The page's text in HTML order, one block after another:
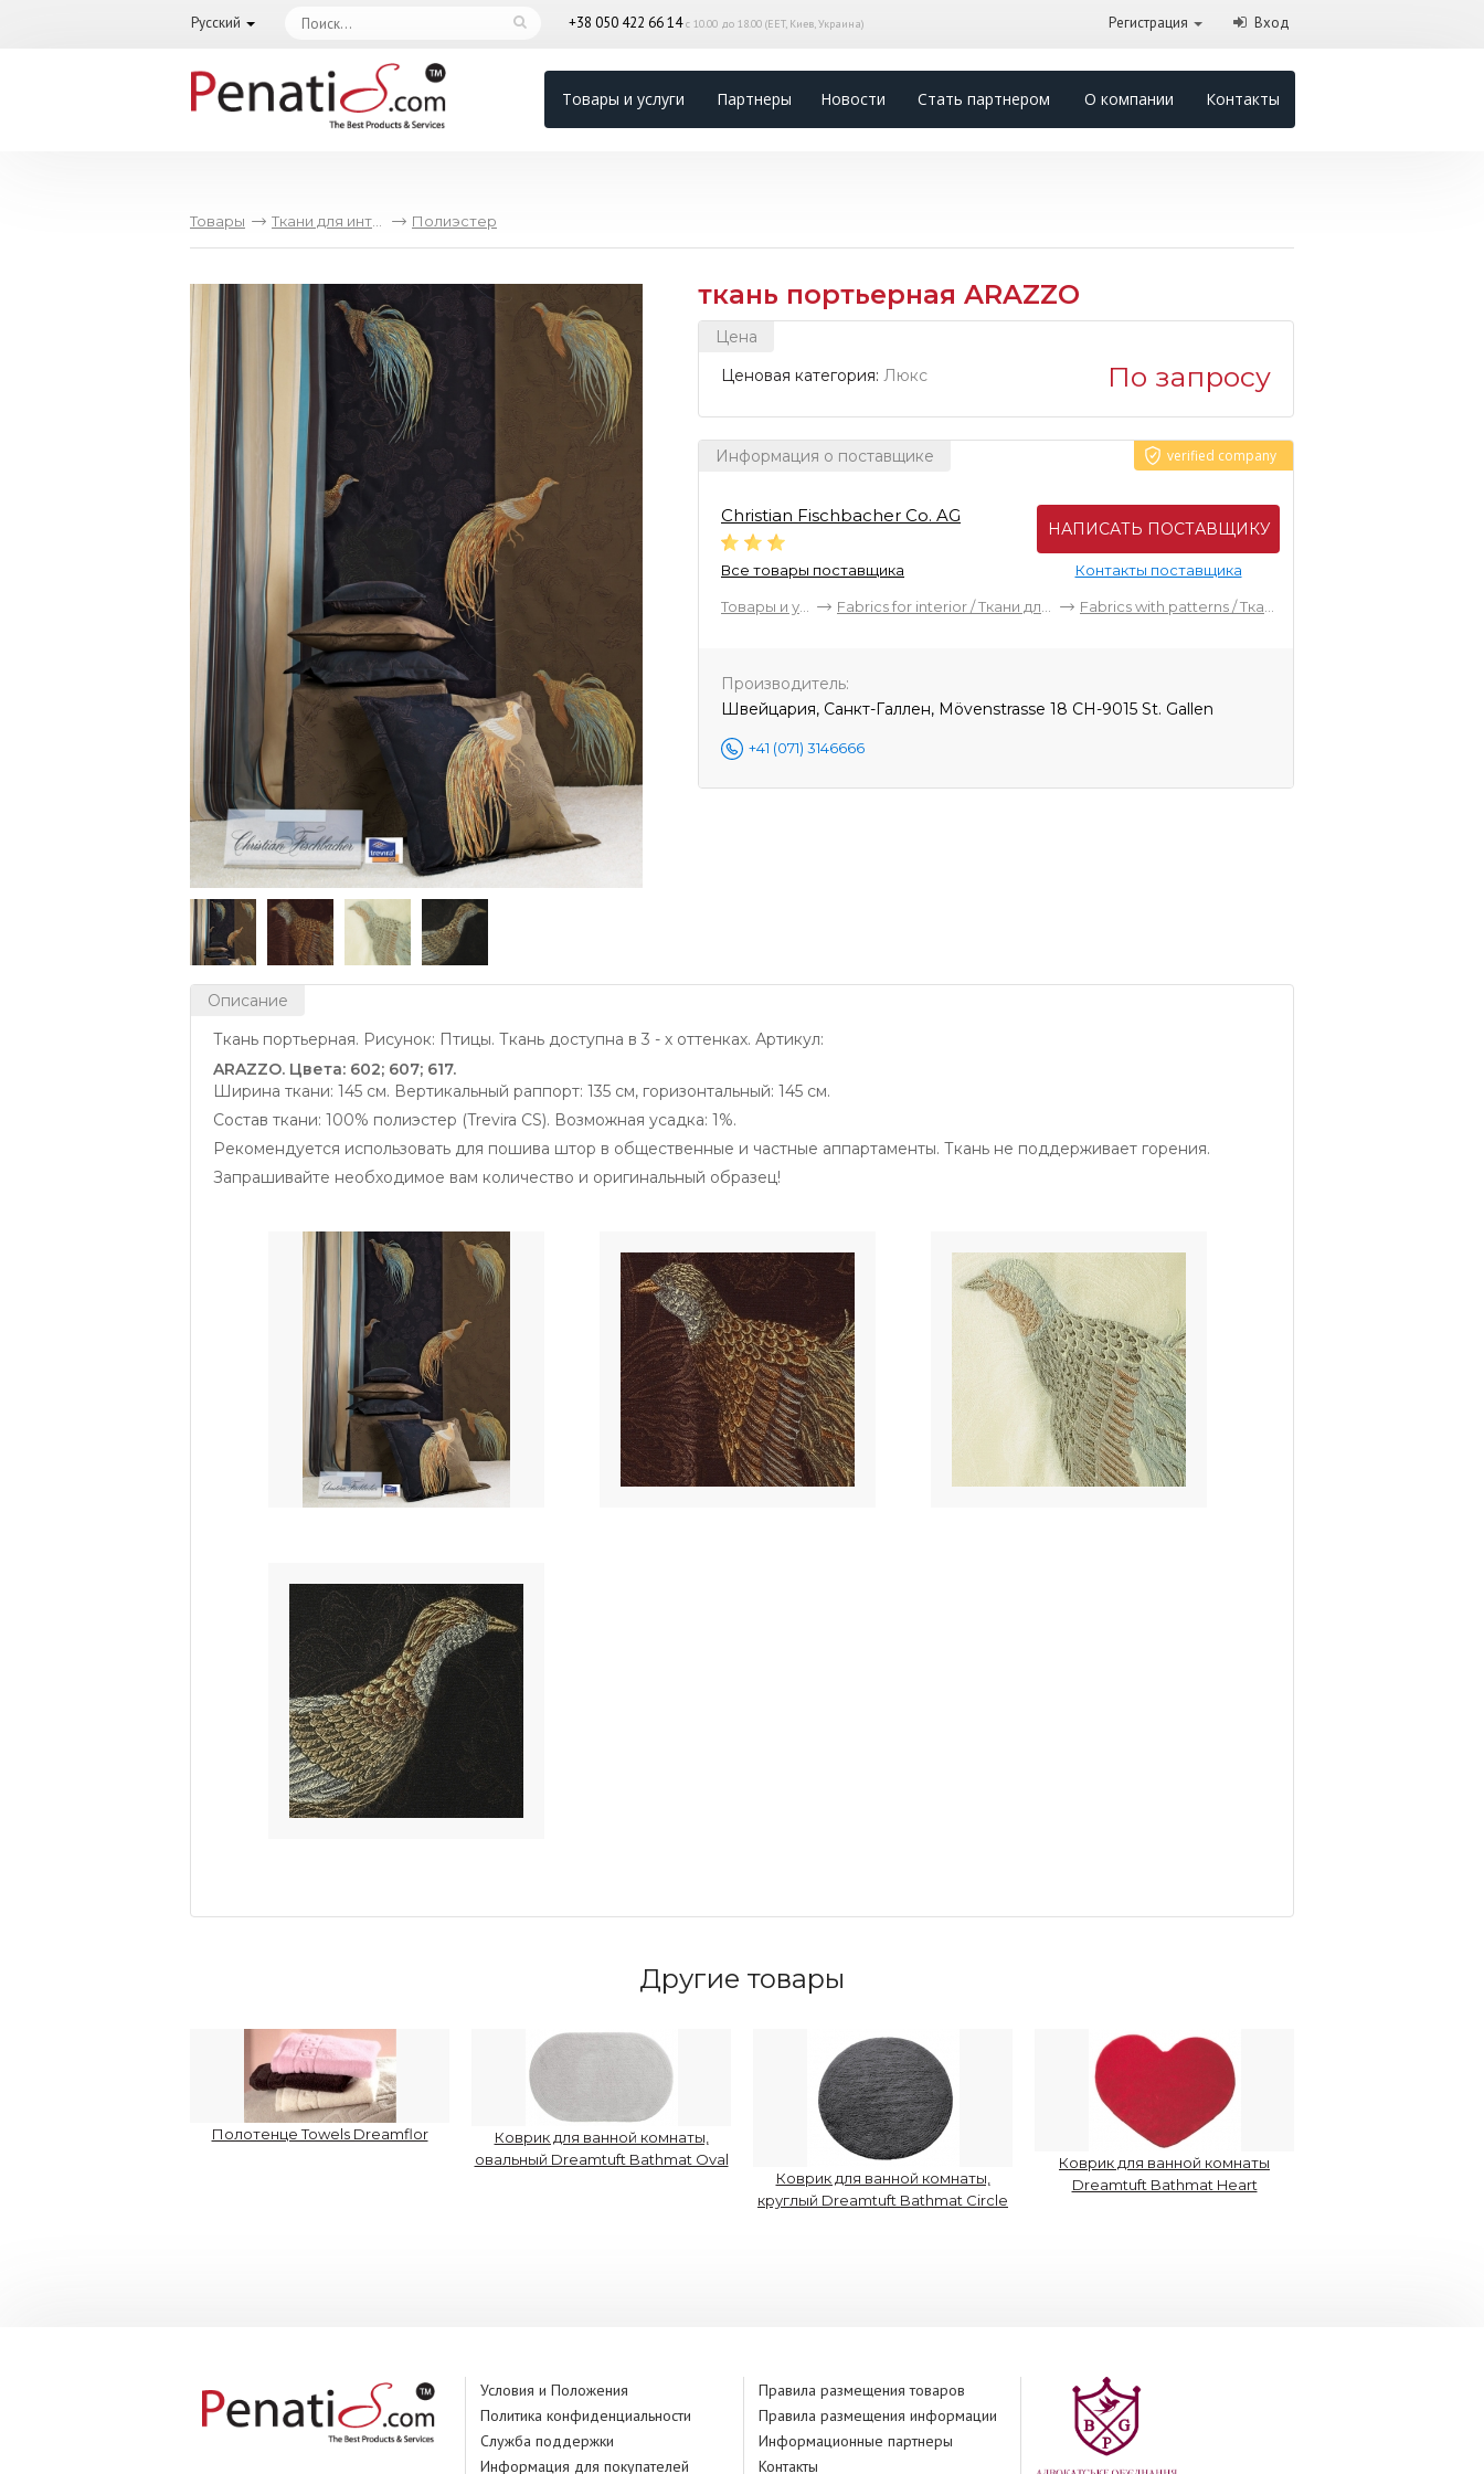
Русский +38 050 422 66 14с 10.00 до 18.00 (EET, Киев, Украина) Регистрация Вход
Товары и услуги Партнеры Новости Стать партнером О компании Контакты
Товары Полиэстер
ткань портьерная ARAZZO
Цена
По запросу
Ценовая категория: Люкс
Информация о поставщике verified company
НАПИСАТЬ ПОСТАВЩИКУ
Контакты поставщика
Christian Fischbacher Co. AG
Все товары поставщика
Производитель:
Швейцария, Санкт-Галлен, Mövenstrasse 18 CH-9015 St. Gallen
+41 (071) 3146666
Описание
Ткань портьерная. Рисунок: Птицы. Ткань доступна в 3 - х оттенках. Артикул:
ARAZZO. Цвета: 602; 607; 617.
Ширина ткани: 145 см. Вертикальный раппорт: 135 см, горизонтальный: 145 см.
Состав ткани: 100% полиэстер (Trevira CS). Возможная усадка: 1%.
Рекомендуется использовать для пошива штор в общественные и частные аппартаменты. Ткань не поддерживает горения.
Запрашивайте необходимое вам количество и оригинальный образец!
Другие товары
Полотенце Towels Dreamflor
Коврик для ванной комнаты,
овальный Dreamtuft Bathmat Oval
Коврик для ванной комнаты,
круглый Dreamtuft Bathmat Circle
Коврик для ванной комнаты
Dreamtuft Bathmat Heart
Условия и Положения
Политика конфиденциальности
Служба поддержки
Информация для покупателей
Правила размещения товаров
Правила размещения информации
Информационные партнеры
Контакты